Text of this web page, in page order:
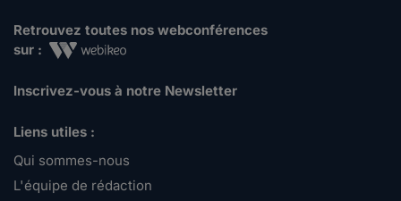
Retrouvez toutes nos webconférences
sur :
Inscrivez-vous à notre Newsletter
Liens utiles :
Qui sommes-nous
L'équipe de rédaction